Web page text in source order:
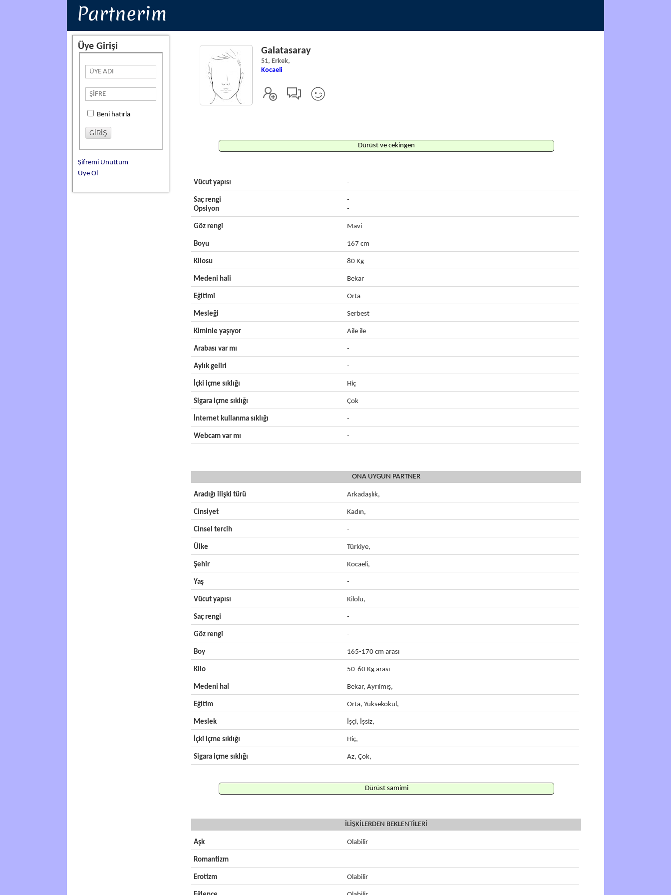
Partnerim
Üye Girişi
Beni hatırla
Şifremi Unuttum
Üye Ol
Galatasaray
51, Erkek,
Kocaeli
Dürüst ve cekingen
Vücut yapısı -
Saç rengi
Opsiyon
-
-
Göz rengi Mavi
Boyu 167 cm
Kilosu 80 Kg
Medeni hali Bekar
Eğitimi Orta
Mesleği Serbest
Kiminle yaşıyor Aile ile
Arabası var mı -
Aylık geliri -
İçki içme sıklığı Hiç
Sigara içme sıklığı Çok
İnternet kullanma sıklığı -
Webcam var mı -
ONA UYGUN PARTNER
Aradığı ilişki türü Arkadaşlık,
Cinsiyet Kadın,
Cinsel tercih -
Ülke Türkiye,
Şehir Kocaeli,
Yaş -
Vücut yapısı Kilolu,
Saç rengi -
Göz rengi -
Boy 165-170 cm arası
Kilo 50-60 Kg arası
Medeni hal Bekar, Ayrılmış,
Eğitim Orta, Yüksekokul,
Meslek İşçi, İşsiz,
İçki içme sıklığı Hiç,
Sigara içme sıklığı Az, Çok,
Dürüst samimi
İLİŞKİLERDEN BEKLENTİLERİ
Aşk Olabilir
Romantizm
Erotizm Olabilir